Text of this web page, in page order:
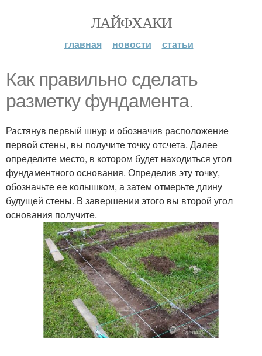
ЛАЙФХАКИ
главная новости статьи
Как правильно сделать
разметку фундамента.
Растянув первый шнур и обозначив расположение
первой стены, вы получите точку отсчета. Далее
определите место, в котором будет находиться угол
фундаментного основания. Определив эту точку,
обозначьте ее колышком, а затем отмерьте длину
будущей стены. В завершении этого вы второй угол
основания получите.